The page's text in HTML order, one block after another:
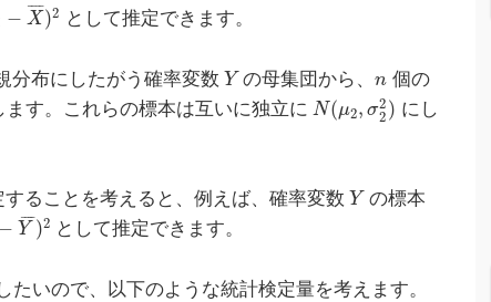
− X
¯ ¯
¯¯)2 として推定できます。
分布にしたがう確率変数 Y の母集団から、n 個の
ます。これらの標本は互いに独立にN(μ2, σ2
2 ) にし
することを考えると、例えば、確率変数 Y の標本
− Y
¯¯
¯¯ )2 として推定できます。
いので、以下のような統計検定量を考えます。